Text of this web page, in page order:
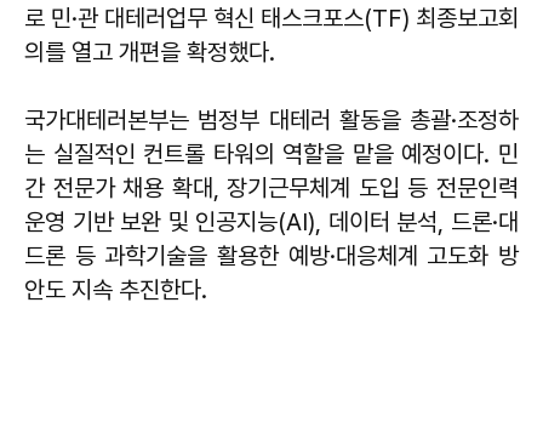
로 민·관 대테러업무 혁신 태스크포스(TF) 최종보고회
의를 열고 개편을 확정했다.
국가대테러본부는 범정부 대테러 활동을 총괄·조정하
는 실질적인 컨트롤 타워의 역할을 맡을 예정이다. 민
간 전문가 채용 확대, 장기근무체계 도입 등 전문인력
운영 기반 보완 및 인공지능(AI), 데이터 분석, 드론·대
드론 등 과학기술을 활용한 예방·대응체계 고도화 방
안도 지속 추진한다.